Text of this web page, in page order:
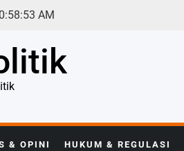
:58:54 AM
& OPINI HUKUM & REGULASI